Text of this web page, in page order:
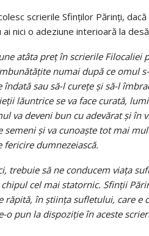
scrierile Sfinţilor Părinţi,
ai nici o adeziune interioară la
atâta preţ în scrierile
numai după ce omul
îndată sau să-l cureţe şi să-l
lăuntrice se va face curată,
va deveni bun cu adevărat şi în
semeni şi va cunoaşte tot mai
fericire dumnezeiască.
trebuie să ne conducem viaţa
cel mai statornic. Sfinţii
răpită, în ştiinţa sufletului, care
o pun la dispoziţie în aceste